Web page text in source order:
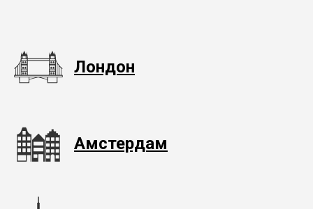
Лондон
Амстердам